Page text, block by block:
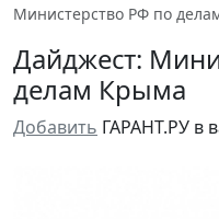
Министерство РФ по
Дайджест:
делам Крыма
Добавить ГАРАНТ.РУ в